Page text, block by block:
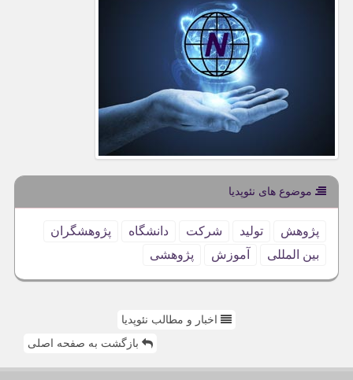
موضوع های نئوپدیا
پژوهش تولید شركت دانشگاه
پژوهشگران
بین المللی
آموزش پژوهشی
اخبار و مطالب نئوپدیا
بازگشت به صفحه اصلی